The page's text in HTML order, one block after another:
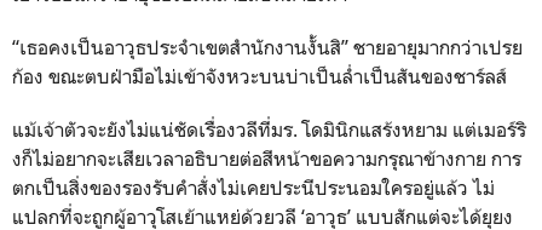
“เธอคงเป็นอาวุธประจำเขตสำนักงานงั้นสิ” ชายอายุมากกว่าเปรย
ก้อง ขณะตบฝ่ามือไม่เข้าจังหวะบนบ่าเป็นล่ำเป็นสันของชาร์ลส์
แม้เจ้าตัวจะยังไม่แน่ชัดเรื่องวลีที่มร. โดมินิกแสร้งหยาม แต่เมอร์ริ
งก็ไม่อยากจะเสียเวลาอธิบายต่อสีหน้าขอความกรุณาข้างกาย การ
ตกเป็นสิ่งของรองรับคำสั่งไม่เคยประนีประนอมใครอยู่แล้ว ไม่
แปลกที่จะถูกผู้อาวุโสเย้าแหย่ด้วยวลี ‘อาวุธ’ แบบสักแต่จะได้ยุยง